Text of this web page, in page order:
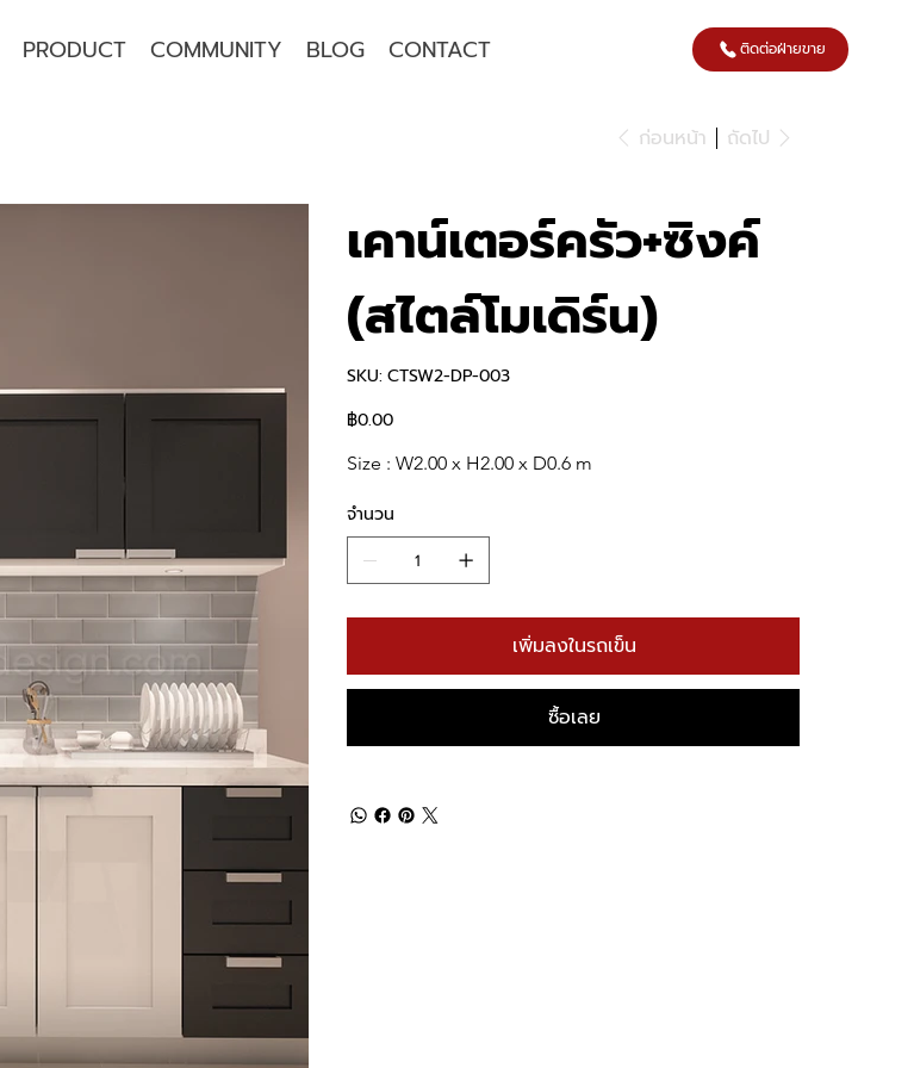
PRODUCT COMMUNITY BLOG CONTACT ติดต่อฝ่ายขาย
ก่อนหน้า ถัดไป
เคาน์เตอร์ครัว+ซิงค์
(สไตล์โมเดิร์น)
SKU: SKU
CTSW2-
CTSW2-DP-003
ราคา
฿0.00
Size : W2.00 x H2.00 x D0.6 m
จำนวน
เพิ่มลงในรถเข็น
ซื้อเลย